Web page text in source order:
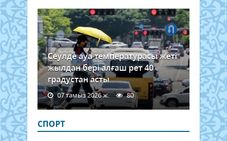
Сеулде ауа температурасы жеті
жылдан бері алғаш рет 40
градустан асты
07 тамыз 2026 ж. 80
СПОРТ